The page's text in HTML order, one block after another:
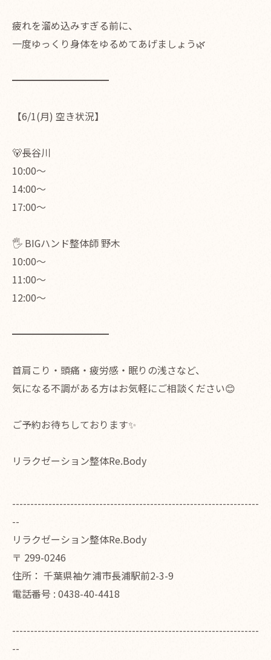
疲れを溜め込みすぎる前に、
一度ゆっくり身体をゆるめてあげましょう🌿
━━━━━━━━━━
【6/1(月) 空き状況】
🐻長谷川
10:00〜
14:00〜
17:00〜
🖐 BIGハンド整体師 野木
10:00〜
11:00〜
12:00〜
━━━━━━━━━━
首肩こり・頭痛・疲労感・眠りの浅さなど、
気になる不調がある方はお気軽にご相談ください😊
ご予約お待ちしております✨
リラクゼーション整体Re.Body
--------------------------------------------------------------------
--
リラクゼーション整体Re.Body
〒 299-0246
住所： 千葉県袖ケ浦市長浦駅前2-3-9
電話番号 : 0438-40-4418
--------------------------------------------------------------------
--